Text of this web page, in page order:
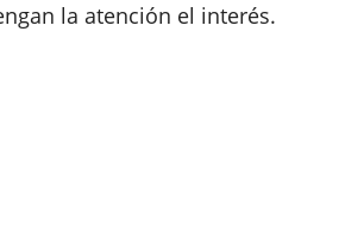
la atención el interés.